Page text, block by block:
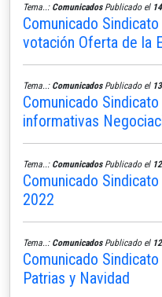
Tema..: ComunicadosPublicado el
Comunicado
votación Oferta de la
Tema..: ComunicadosPublicado el
Comunicado
informativas
Tema..: ComunicadosPublicado el
Comunicado
2022
Tema..: ComunicadosPublicado el
Comunicado
Patrias y Navidad